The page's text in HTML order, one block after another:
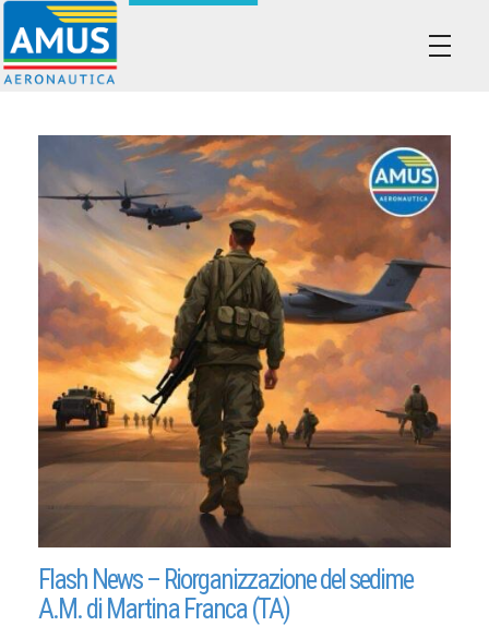
Flash News – Riorganizzazione del sedime
A.M. di Martina Franca (TA)